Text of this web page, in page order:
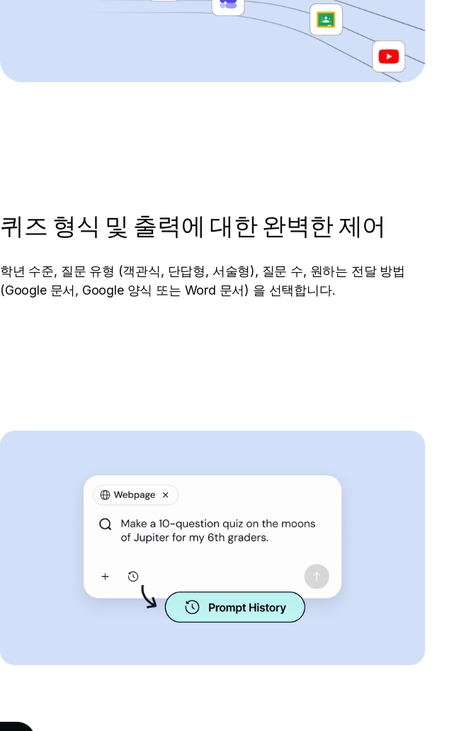
퀴즈 형식 및 출력에 대한 완벽한 제어
학년 수준, 질문 유형 (객관식, 단답형, 서술형), 질문 수, 원하는 전달 방법
(Google 문서, Google 양식 또는 Word 문서) 을 선택합니다.